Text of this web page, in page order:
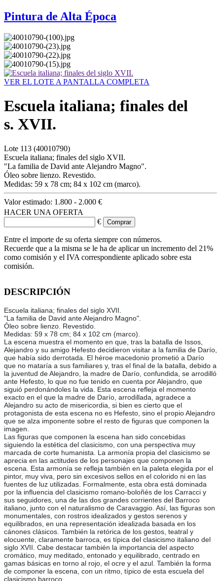
Pintura de Alta Época
VER EL LOTE A PANTALLA COMPLETA
Escuela italiana; finales del
s. XVII.
Lote 113 (40010790)
Escuela italiana; finales del siglo XVII.
"La familia de David ante Alejandro Magno".
Óleo sobre lienzo. Revestido.
Medidas: 59 x 78 cm; 84 x 102 cm (marco).
Valor estimado: 1.800 - 2.000 €
HACER UNA OFERTA
€
Entre el importe de su oferta siempre con números.
Recuerde que a la misma se le ha de aplicar un incremento del 21%
como comisión y el IVA correspondiente aplicado sobre esta
comisión.
DESCRIPCIÓN
Escuela italiana; finales del siglo XVII.
"La familia de David ante Alejandro Magno".
Óleo sobre lienzo. Revestido.
Medidas: 59 x 78 cm; 84 x 102 cm (marco).
La escena muestra el momento en que, tras la batalla de Issos,
Alejandro y su amigo Hefesto decidieron visitar a la familia de Darío,
que había sido derrotada. El héroe macedonio prometió a Darío
que no mataría a sus familiares y, tras el final de la batalla, debido a
la juventud de Alejandro, la madre de Darío, confundida, se arrodilló
ante Hefesto, lo que no fue tenido en cuenta por Alejandro, que
siguió perdonándoles la vida. Esta escena refleja el momento
exacto en el que la madre de Darío, arrodillada, agradece a
Alejandro su acto de misericordia, si bien es cierto que el
protagonista de esta escena no es Hefesto, sino el propio Alejandro
que se alza imponente sobre el resto de figuras que componen la
imagen.
Las figuras que componen la escena han sido concebidas
siguiendo la estética del clasicismo, con una perspectiva muy
marcada de corte humanista. La armonía propia del clasicismo se
aprecia en las actitudes de los personajes que componen la
escena. Esta armonía se refleja también en la paleta elegida por el
pintor, muy viva, pero sin excesivos sellos en el colorido ni en las
fuentes de luz utilizadas. Formalmente, esta obra está dominada
por la influencia del clasicismo romano-boloñés de los Carracci y
sus seguidores, una de las dos grandes corrientes del Barroco
italiano, junto con el naturalismo de Caravaggio. Así, las figuras son
monumentales, con rostros idealizados y gestos serenos y
equilibrados, en una representación idealizada basada en los
cánones clásicos. También la retórica de los gestos, teatral y
elocuente, claramente barroca, es típica del clasicismo italiano del
siglo XVII. Cabe destacar también la importancia del aspecto
cromático, muy meditado, entonado y equilibrado, centrado en
gamas básicas en torno al rojo, el ocre y el azul. También la forma
de componer la escena, con un ritmo, típico de esta escuela del
clasicismo barroco.